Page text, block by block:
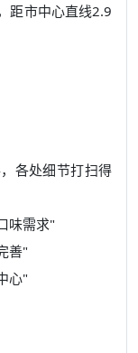
距市中心直线2.9
各处细节打扫得
味需求"
善"
心"